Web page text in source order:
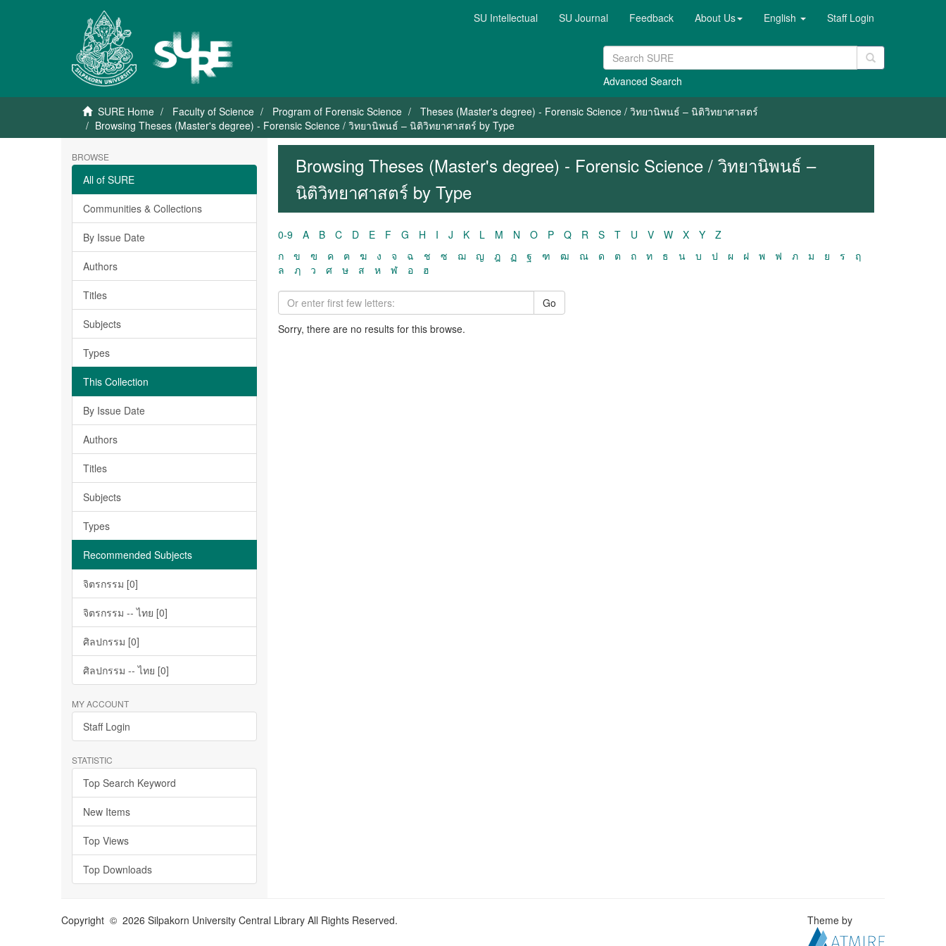
SU Intellectual SU Journal Feedback About Us English Staff Login
Advanced Search
SURE Home Faculty of Science Program of Forensic Science
Theses (Master's degree) - Forensic Science / วิทยานิพนธ์ – นิติวิทยาศาสตร์
Browsing Theses (Master's degree) - Forensic Science / วิทยานิพนธ์ – นิติวิทยาศาสตร์ by Type
BROWSE
All of SURE
Communities & Collections
By Issue Date
Authors
Titles
Subjects
Types
This Collection
By Issue Date
Authors
Titles
Subjects
Types
Recommended Subjects
จิตรกรรม [0]
จิตรกรรม -- ไทย [0]
ศิลปกรรม [0]
ศิลปกรรม -- ไทย [0]
MY ACCOUNT
Staff Login
STATISTIC
Top Search Keyword
New Items
Top Views
Top Downloads
Browsing Theses (Master's degree) - Forensic Science / วิทยานิพนธ์ –
นิติวิทยาศาสตร์ by Type
0-9 A B C D E F G H I J K L M N O P Q R S T U V W X Y
Z
ก
ข ฃ ค ฅ ฆ ง จ ฉ ช ซ ฌ ญ ฎ ฏ ฐ ฑ ฒ ณ ด ต ถ ท ธ น บ ป ผ ฝ พ ฟ ภ ม ย ร
ฤ
ล
ฦ ว ศ ษ ส ห ฬ อ ฮ
Go
Sorry, there are no results for this browse.
Copyright © 2026 Silpakorn University Central Library All Rights Reserved. Theme by